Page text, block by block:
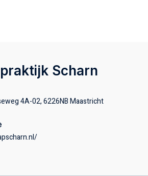
Scharn
4A-02, 6226NB Maastricht